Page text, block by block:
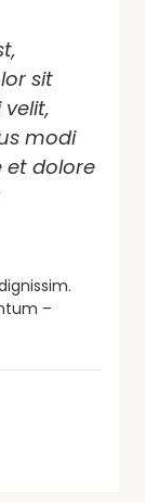
sit
modi
et dolore
–